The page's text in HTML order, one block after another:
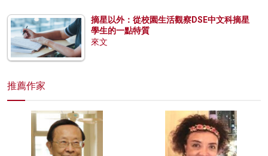
摘星以外：從校園生活觀察DSE中文科摘星
學生的一點特質
來文
推薦作家